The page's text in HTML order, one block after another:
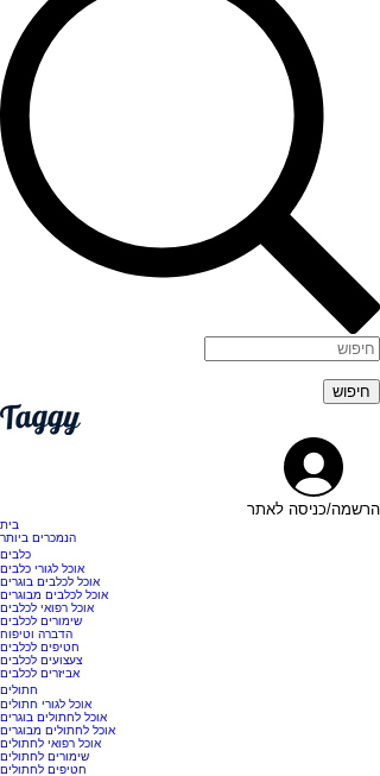
הרשמה/כניסה לאתר
בית
הנמכרים ביותר
כלבים
אוכל לגורי כלבים
אוכל לכלבים בוגרים
אוכל לכלבים מבוגרים
אוכל רפואי לכלבים
שימורים לכלבים
הדברה וטיפוח
חטיפים לכלבים
צעצועים לכלבים
אביזרים לכלבים
חתולים
אוכל לגורי חתולים
אוכל לחתולים בוגרים
אוכל לחתולים מבוגרים
אוכל רפואי לחתולים
שימורים לחתולים
חטיפים לחתולים